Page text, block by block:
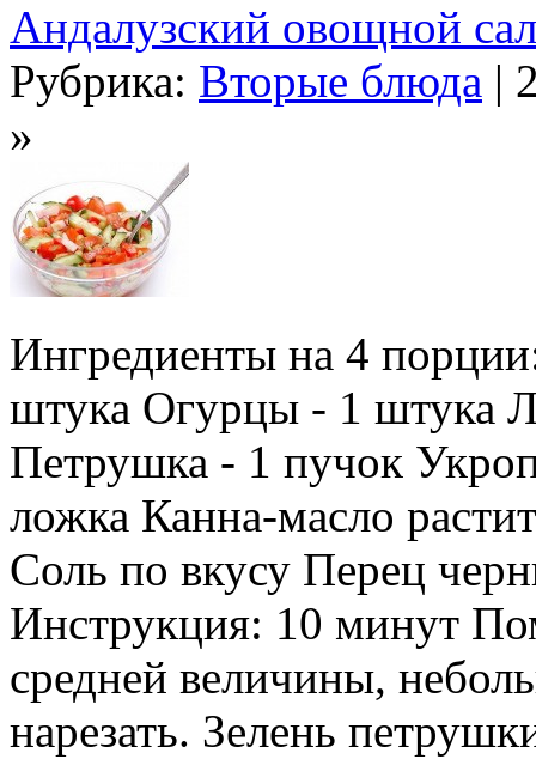
Андалузский овощной
Рубрика: Вторые блюда |
»
Ингредиенты на 4
штука Огурцы - 1 штука
Петрушка - 1 пучок
ложка Канна-масло
Соль по вкусу Перец
Инструкция: 10 минут
средней величины,
нарезать. Зелень